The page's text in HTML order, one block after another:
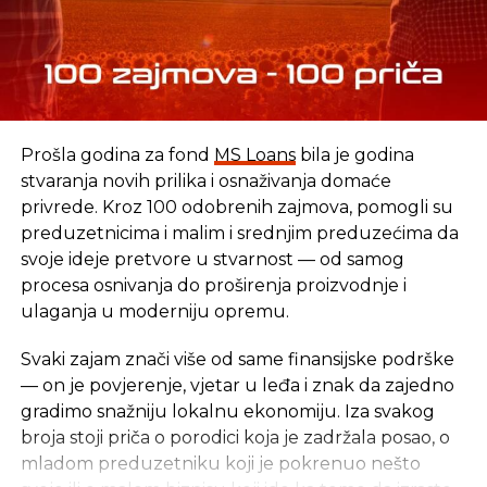
SLIČNE TEME: UIO
REPUBLIKA SRPSKA
BLOKADA RAČUNA
„Mlijekoprodukt“ poklonio farmerima nove
poljoprivredne mašine
NE PROPUSTITE
Od marta avionom iz Banjaluke do Berlina
Prošla godina za fond MS Loansbila je godina
stvaranja novih prilika i osnaživanja domaće
privrede. Kroz 100 odobrenih zajmova, pomogli su
preduzetnicima i malim i srednjim preduzećima da
svoje ideje pretvore u stvarnost — od samog
procesa osnivanja do proširenja proizvodnje i
ulaganja u moderniju opremu.
Svaki zajam znači više od same finansijske podrške
— on je povjerenje, vjetar u leđa i znak da zajedno
gradimo snažniju lokalnu ekonomiju. Iza svakog
broja stoji priča o porodici koja je zadržala posao, o
mladom preduzetniku koji je pokrenuo nešto